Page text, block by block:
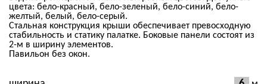
цвета: бело-красный, бело-зеленый, бело-синий, бело-
желтый, белый, бело-серый.
Стальная конструкция крыши обеспечивает превосходную
стабильность и статику палатке. Боковые панели состоят из
2-м в ширину элементов.
Павильон без окон.